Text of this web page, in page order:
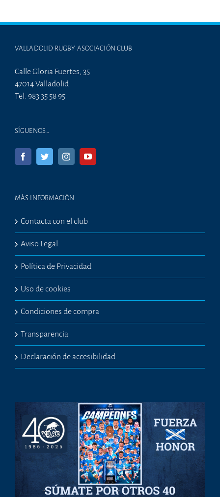
VALLADOLID RUGBY ASOCIACIÓN CLUB
Calle Gloria Fuertes, 35
47014 Valladolid
Tel. 983 35 58 95
SÍGUENOS…
MÁS INFORMACIÓN
Contacta con el club
Aviso Legal
Política de Privacidad
Uso de cookies
Condiciones de compra
Transparencia
Declaración de accesibilidad